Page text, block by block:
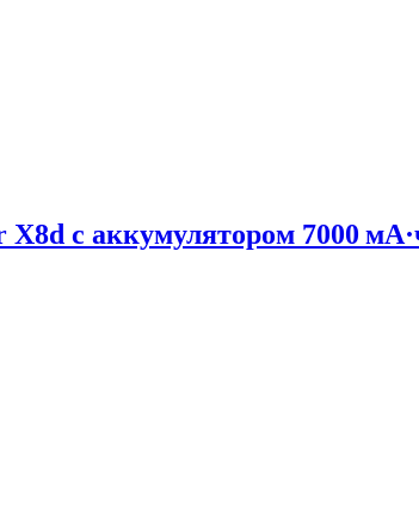
с аккумулятором 7000